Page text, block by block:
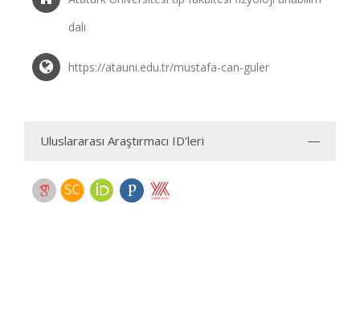
dalı
https://atauni.edu.tr/mustafa-can-guler
Uluslararası Araştırmacı ID'leri